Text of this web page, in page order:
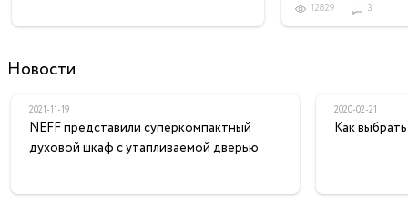
12829 3
Новости
2021-11-19
NEFF представили суперкомпактный
духовой шкаф с утапливаемой дверью
2020-02-21
Как